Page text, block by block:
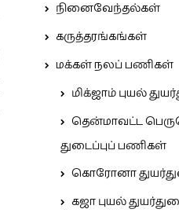
நினைவேந்தல்கள்
கருத்தரங்கங்கள்
மக்கள் நலப் பணிகள்
மிக்ஜாம் புயல்
தென்மாவட்ட
துடைப்புப் பணிகள்
கொரோனா
கஜா புயல்